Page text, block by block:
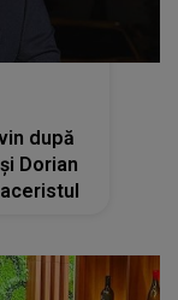
după
Dorian